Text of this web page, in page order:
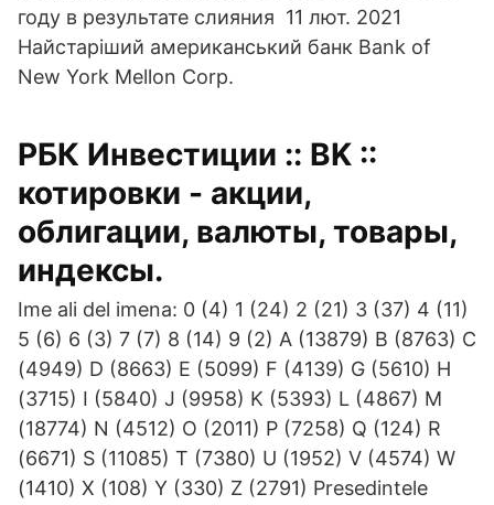
году в результате слияния 11 лют. 2021
Найстаріший американський банк Bank of
New York Mellon Corp.
РБК Инвестиции :: BK ::
котировки - акции,
облигации, валюты, товары,
индексы.
Ime ali del imena: 0 (4) 1 (24) 2 (21) 3 (37) 4 (11)
5 (6) 6 (3) 7 (7) 8 (14) 9 (2) A (13879) B (8763) C
(4949) D (8663) E (5099) F (4139) G (5610) H
(3715) I (5840) J (9958) K (5393) L (4867) M
(18774) N (4512) O (2011) P (7258) Q (124) R
(6671) S (11085) T (7380) U (1952) V (4574) W
(1410) X (108) Y (330) Z (2791) Presedintele